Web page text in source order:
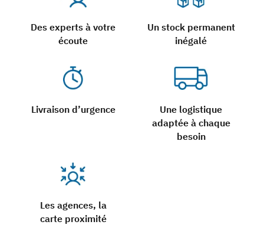
Des experts à votre
écoute
Un stock permanent
inégalé
Livraison d’urgence
Une logistique
adaptée à chaque
besoin
Les agences, la
carte proximité